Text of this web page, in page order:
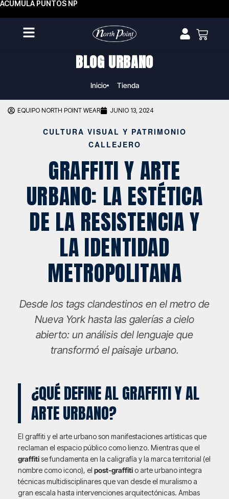
ACUMULA PUNTOS NP
BLOG URBANO
Inicio Tienda
EQUIPO NORTH POINT WEAR JUNIO 13, 2024
CULTURA VISUAL Y PATRIMONIO
CALLEJERO
GRAFFITI Y ARTE
URBANO: LA ESTÉTICA
DE LA RESISTENCIA Y
LA IDENTIDAD
METROPOLITANA
Desde los tags clandestinos en el metro de
Nueva York hasta las galerías a cielo
abierto: un análisis del lenguaje que
transformó el paisaje urbano.
¿QUÉ DEFINE AL GRAFFITI Y AL
ARTE URBANO?
El graffiti y el arte urbano son manifestaciones artísticas que
reclaman el espacio público como lienzo. Mientras que el
graffitise fundamenta en la caligrafía y la marca territorial (el
nombre como icono), el post-graffitio arte urbano integra
técnicas multidisciplinares que van desde el muralismo a
gran escala hasta intervenciones arquitectónicas. Ambas